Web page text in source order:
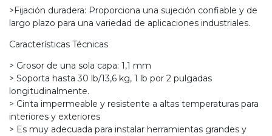
>Fijación duradera: Proporciona una sujeción confiable y de
largo plazo para una variedad de aplicaciones industriales.
Características Técnicas
> Grosor de una sola capa: 1,1 mm
> Soporta hasta 30 lb/13,6 kg, 1 lb por 2 pulgadas
longitudinalmente.
> Cinta impermeable y resistente a altas temperaturas para
interiores y exteriores
> Es muy adecuada para instalar herramientas grandes y